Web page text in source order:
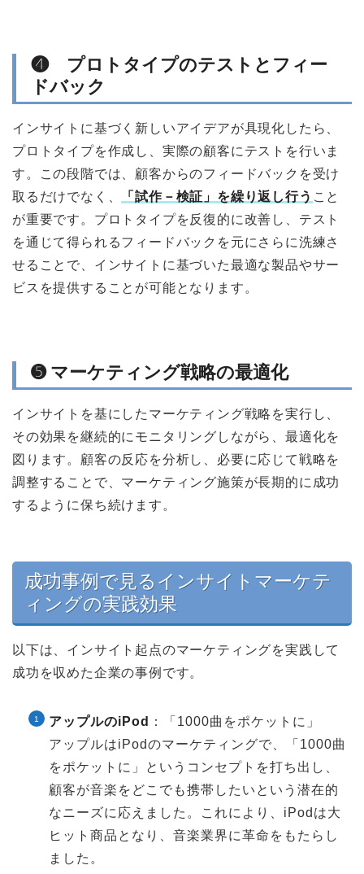
❹ プロトタイプのテストとフィー
ドバック
インサイトに基づく新しいアイデアが具現化したら、
プロトタイプを作成し、実際の顧客にテストを行いま
す。この段階では、顧客からのフィードバックを受け
取るだけでなく、
「試作－検証」を繰り返し行う こと
が重要です。プロトタイプを反復的に改善し、テスト
を通じて得られるフィードバックを元にさらに洗練さ
せることで、インサイトに基づいた最適な製品やサー
ビスを提供することが可能となります。
➎ マーケティング戦略の最適化
インサイトを基にしたマーケティング戦略を実行し、
その効果を継続的にモニタリングしながら、最適化を
図ります。顧客の反応を分析し、必要に応じて戦略を
調整することで、マーケティング施策が長期的に成功
するように保ち続けます。
成功事例で見るインサイトマーケテ
ィングの実践効果
以下は、インサイト起点のマーケティングを実践して
成功を収めた企業の事例です。
アップルのiPod
：「1000曲をポケットに」
アップルはiPodのマーケティングで、「1000曲
をポケットに」というコンセプトを打ち出し、
顧客が音楽をどこでも携帯したいという潜在的
なニーズに応えました。これにより、iPodは大
ヒット商品となり、音楽業界に革命をもたらし
ました。